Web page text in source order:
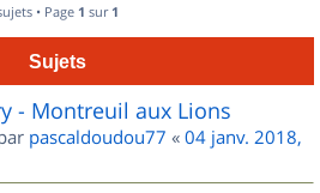
• Page 1 sur 1
Sujets
- Montreuil aux Lions
pascaldoudou77 « 04 janv. 2018,